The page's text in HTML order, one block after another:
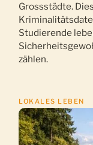
Grossstädte.
Studierende
zählen.
LOKALES LEBEN